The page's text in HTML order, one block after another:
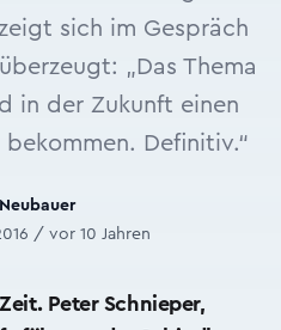
sich im Gespräch
„Das Thema
in der Zukunft einen
Definitiv.“
/ vor 10 Jahren
Peter Schnieper,